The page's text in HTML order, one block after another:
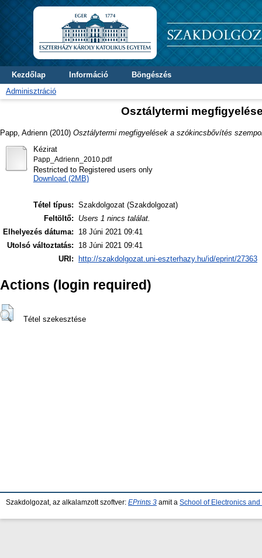
Kezdőlap Információ
Böngészés
Adminisztráció
Osztálytermi
Papp, Adrienn (2010) Osztálytermi megfigyelések a szókincsbővítés
Kézirat
Papp_Adrienn_2010.pdf
Restricted to Registered users only
Download (2MB)
Tétel típus: Szakdolgozat (Szakdolgozat)
Feltöltő:
Users 1 nincs találat.
Elhelyezés dátuma:
18 Júni 2021 09:41
Utolsó változtatás:
18 Júni 2021 09:41
URI:
http://szakdolgozat.uni-eszterhazy.hu/id/eprint/27363
Actions (login required)
Tétel szekesztése
Szakdolgozat, az alkalamzott szoftver: EPrints 3 amit a School of Electronics